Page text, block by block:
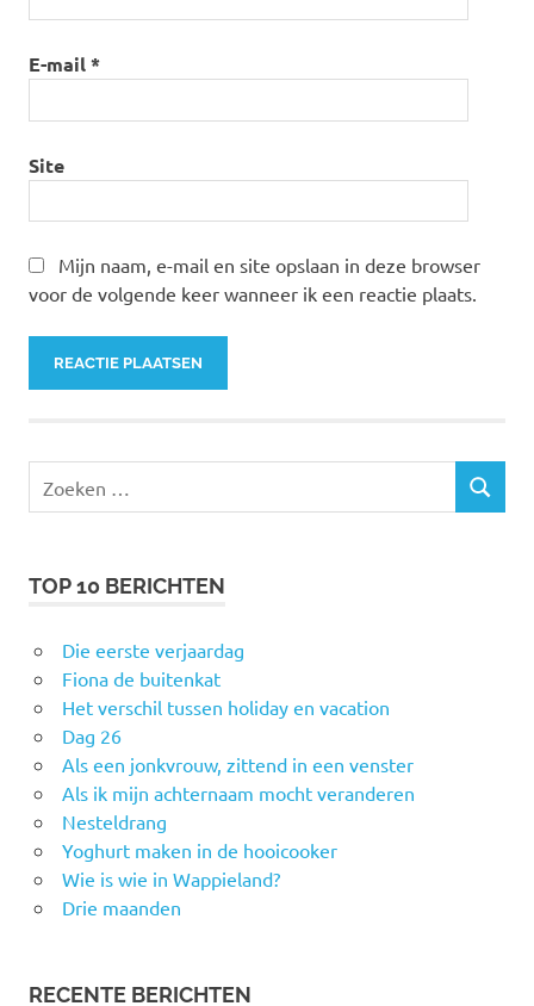
E-mail*
Site
Mijn naam, e-mail en site opslaan in deze browser
voor de volgende keer wanneer ik een reactie plaats.
naar:
ZOEKEN
TOP 10 BERICHTEN
Die eerste verjaardag
Fiona de buitenkat
Het verschil tussen holiday en vacation
Dag 26
Als een jonkvrouw, zittend in een venster
Als ik mijn achternaam mocht veranderen
Nesteldrang
Yoghurt maken in de hooicooker
Wie is wie in Wappieland?
Drie maanden
RECENTE BERICHTEN